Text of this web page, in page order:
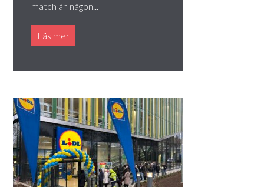
match än någon...
Läs mer